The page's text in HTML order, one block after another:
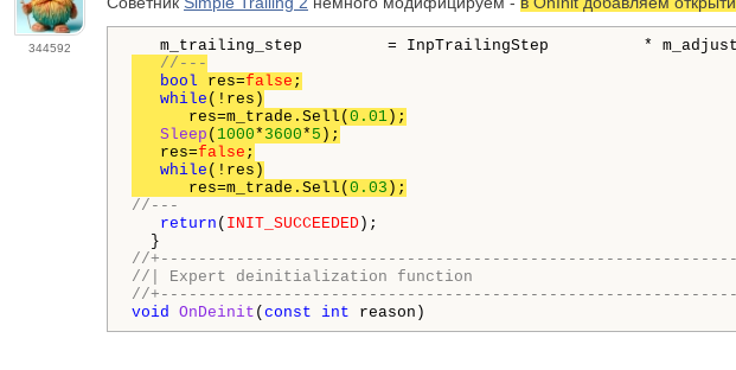
344592
//---
bool res=false ;
while (!res)
res=m_trade.Sell( 0.01 );
Sleep ( 1000* 3600* 5 );
res=false ;
while (!res)
res=m_trade.Sell( 0.03 );
//---
return ( INIT_SUCCEEDED );
//
//| Expert deinitialization function
//
void
OnDeinit ( const int reason)